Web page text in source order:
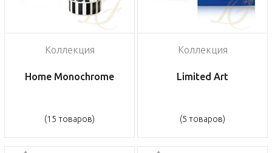
Коллекция
Home Monochrome
(15 товаров)
Коллекция
Limited Art
(5 товаров)